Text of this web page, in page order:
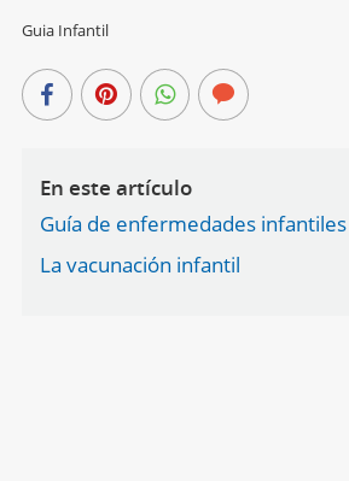
Guia Infantil
En este artículo
Guía de enfermedades infantiles
La vacunación infantil